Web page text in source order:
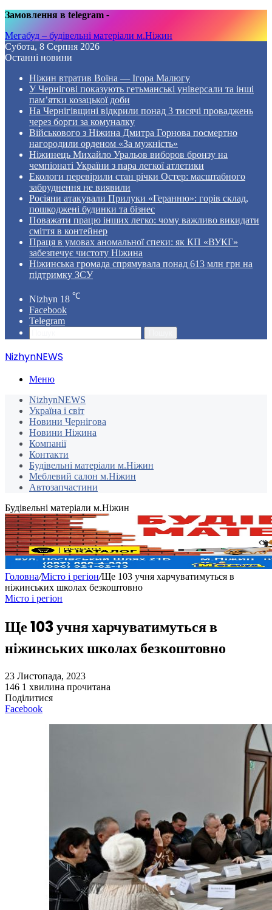
Замовлення в telegram -
Мегабуд – будівельні матеріали м.Ніжин
Субота, 8 Серпня 2026
Останні новини
Ніжин втратив Воїна — Ігора Малюгу
У Чернігові показують гетьманські універсали та інші
пам’ятки козацької доби
На Чернігівщині відкрили понад 3 тисячі проваджень
через борги за комуналку
Військового з Ніжина Дмитра Горнова посмертно
нагородили орденом «За мужність»
Ніжинець Михайло Уральов виборов бронзу на
чемпіонаті України з пара легкої атлетики
Екологи перевірили стан річки Остер: масштабного
забруднення не виявили
Росіяни атакували Прилуки «Геранню»: горів склад,
пошкоджені будинки та бізнес
Поважати працю інших легко: чому важливо викидати
сміття в контейнер
Праця в умовах аномальної спеки: як КП «ВУКГ»
забезпечує чистоту Ніжина
Ніжинська громада спрямувала понад 613 млн грн на
підтримку ЗСУ
Nizhyn 18 ℃
Facebook
Telegram
NizhynNEWS
Меню
NizhynNEWS
Україна і світ
Новини Чернігова
Новини Ніжина
Компанії
Контакти
Будівельні матеріали м.Ніжин
Меблевий салон м.Ніжин
Автозапчастини
Будівельні матеріали м.Ніжин
Головна/Місто і регіон/Ще 103 учня харчуватимуться в
ніжинських школах безкоштовно
Місто і регіон
Ще 103 учня харчуватимуться в
ніжинських школах безкоштовно
23 Листопада, 2023
146 1 хвилина прочитана
Поділитися
Facebook